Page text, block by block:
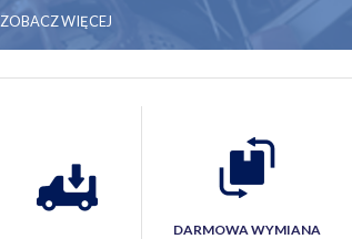
ZOBACZ WIĘCEJ
DARMOWA WYMIANA